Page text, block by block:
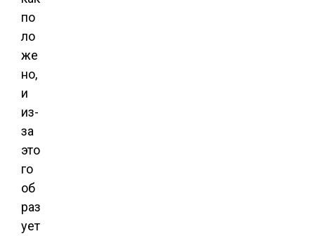
по
ло
же
но,
и
из-
за
это
го
об
раз
ует